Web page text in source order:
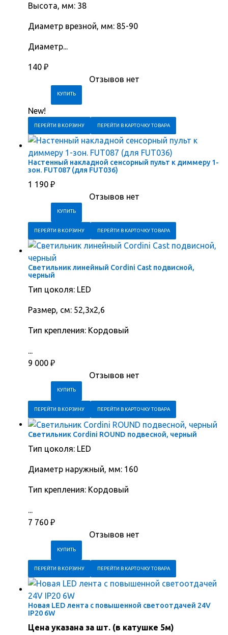
Высота, мм: 38
Диаметр врезной, мм: 85-90
Диаметр...
140 ₽
Отзывов нет
New!
ПЕРЕЙТИ В КОРЗИНУ ПЕРЕЙТИ В КАРТОЧКУ ТОВАРА
Настенный накладной сенсорный пульт к диммеру 1-
зон. FUT087 (для FUT036)
1 190 ₽
Отзывов нет
ПЕРЕЙТИ В КОРЗИНУ ПЕРЕЙТИ В КАРТОЧКУ ТОВАРА
Светильник линейный Cordini Cast подвисной,
черный
Тип цоколя: LED
Размер, см: 52,3х2,6
Тип крепления: Кордовый
...
9 000 ₽
Отзывов нет
ПЕРЕЙТИ В КОРЗИНУ ПЕРЕЙТИ В КАРТОЧКУ ТОВАРА
Светильник Cordini ROUND подвесной, черный
Тип цоколя: LED
Диаметр наружный, мм: 160
Тип крепления: Кордовый
...
7 760 ₽
Отзывов нет
ПЕРЕЙТИ В КОРЗИНУ ПЕРЕЙТИ В КАРТОЧКУ ТОВАРА
Новая LED лента с повышенной светоотдачей 24V
IP20 6W
Цена указана за шт. (в катушке 5м)